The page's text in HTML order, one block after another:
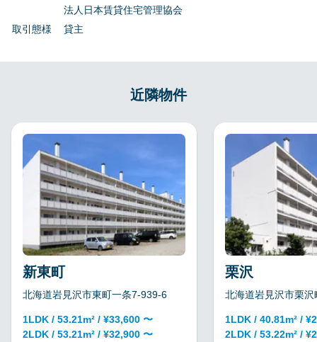
法人日本賃貸住宅管理協会
取引態様
貸主
近隣物件
新東町
北海道岩見沢市東町一条7-939-6
1LDK / 53.21m² / ¥33,600 〜
2LDK / 53.21m² / ¥32,900 〜
栗沢
北海道岩見沢市栗
1LDK / 40.81m² /
2LDK / 53.22m² /